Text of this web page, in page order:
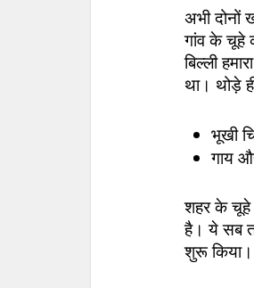
अभी दोनों
गांव के चूहे
बिल्ली
था। थोड़े
भूखी
गाय
शहर के चूहे
है। ये सब
शुरू किया।